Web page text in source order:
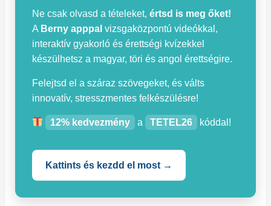
Ne csak olvasd a tételeket,értsd is meg őket!
A Berny apppal vizsgaközpontú videókkal,
interaktív gyakorló és érettségi kvízekkel
készülhetsz a magyar, töri és angol érettségire.
Felejtsd el a száraz szövegeket, és válts
innovatív, stresszmentes felkészülésre!
12% kedvezmény a TETEL26 kóddal!
Kattints és kezdd el most →